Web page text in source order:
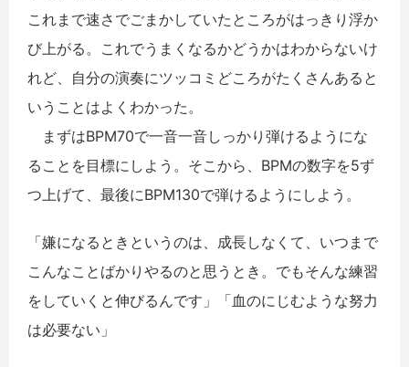
これまで速さでごまかしていたところがはっきり浮か
び上がる。これでうまくなるかどうかはわからないけ
れど、自分の演奏にツッコミどころがたくさんあると
いうことはよくわかった。
まずはBPM70で一音一音しっかり弾けるようにな
ることを目標にしよう。そこから、BPMの数字を5ず
つ上げて、最後にBPM130で弾けるようにしよう。
「嫌になるときというのは、成長しなくて、いつまで
こんなことばかりやるのと思うとき。でもそんな練習
をしていくと伸びるんです」「血のにじむような努力
は必要ない」